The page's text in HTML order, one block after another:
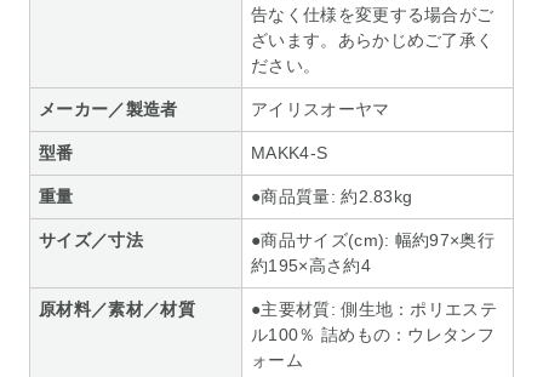
告なく仕様を変更する場合がご
ざいます。あらかじめご了承く
ださい。
メーカー／製造者 アイリスオーヤマ
型番 MAKK4-S
重量 ●商品質量: 約2.83kg
サイズ／寸法
●商品サイズ(cm): 幅約97×奥行
約195×高さ約4
原材料／素材／材質
●主要材質: 側生地：ポリエステ
ル100％ 詰めもの：ウレタンフ
ォーム